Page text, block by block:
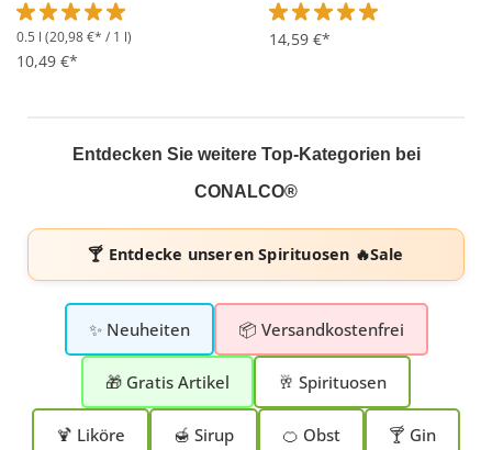
Durchschnittliche Bewertung von 5 von 5 Sternen
0.5 l (20,98 €* / 1 l)
10,49 €*
Durchschnittliche
14,59 €*
Entdecken Sie weitere Top-Kategorien bei
CONALCO®
🍸 Entdecke unserenSpirituosen 🔥Sale
✨ Neuheiten 📦 Versandkostenfrei
🎁 Gratis Artikel 🥂 Spirituosen
🍹 Liköre 🍯 Sirup 🍊 Obst 🍸 Gin